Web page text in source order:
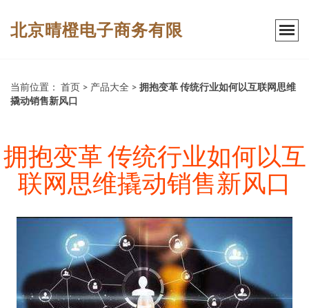
北京晴橙电子商务有限
当前位置： 首页 > 产品大全 > 拥抱变革 传统行业如何以互联网思维
撬动销售新风口
拥抱变革 传统行业如何以互
联网思维撬动销售新风口